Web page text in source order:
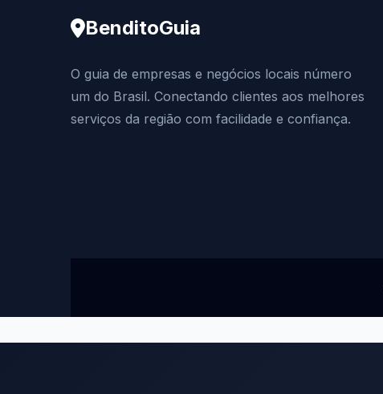
BenditoGuia
O guia de empresas e negócios locais número
um do Brasil. Conectando clientes aos melhores
serviços da região com facilidade e confiança.